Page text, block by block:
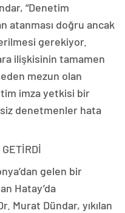
“Denetim
atanması doğru ancak
gerekiyor.
ilişkisinin tamamen
mezun olan
imza yetkisi bir
denetmenler hata
gelen bir
Hatay’da
Murat Dündar, yıkılan